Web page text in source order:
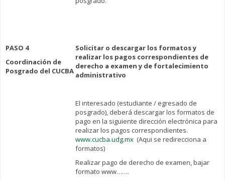
PASO 4
Coordinación de
Posgrado del CUCBA
Solicitar o descargar los formatos y
realizar los pagos correspondientes de
derecho a examen y de fortalecimiento
administrativo
El interesado (estudiante / egresado de
posgrado), deberá descargar los formatos de
pago en la siguiente dirección electrónica para
realizar los pagos correspondientes.
www.cucba.udg.mx (Aqui se redirecciona a
formatos)
Realizar pago de derecho de examen, bajar
formato www…….